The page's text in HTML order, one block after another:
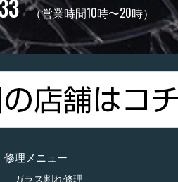
（営業時間10時〜20時）
修理メニュー
ガラス割れ修理